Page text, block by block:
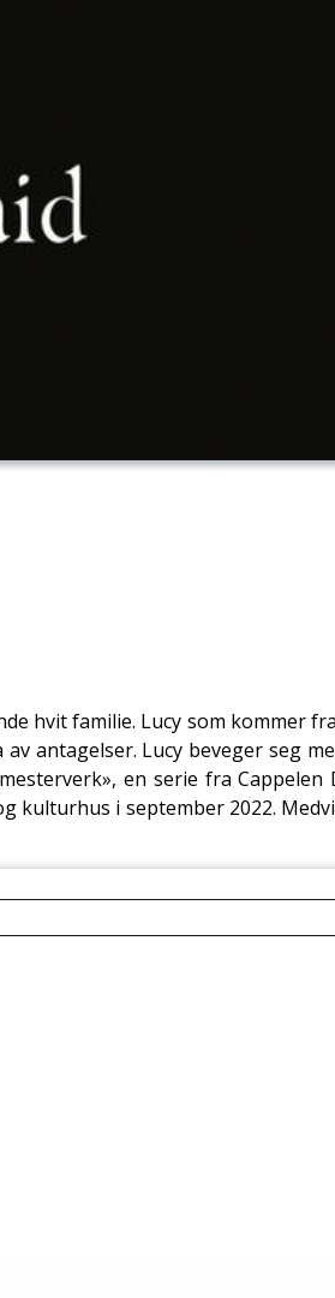
hvit familie. Lucy som kommer
antagelser. Lucy beveger seg
en serie fra Cappelen
kulturhus i september 2022.